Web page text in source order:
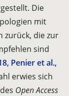
Die
mit
zurück, die zur
sind
Penier et al.,
er­wies sich
Open Access